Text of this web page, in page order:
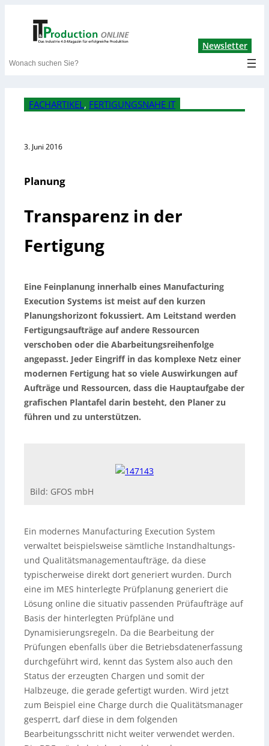
Newsletter
Search
FACHARTIKEL , FERTIGUNGSNAHE IT
3. Juni 2016
Planung
Transparenz in der
Fertigung
Eine Feinplanung innerhalb eines Manufacturing
Execution Systems ist meist auf den kurzen
Planungshorizont fokussiert. Am Leitstand werden
Fertigungsaufträge auf andere Ressourcen
verschoben oder die Abarbeitungsreihenfolge
angepasst. Jeder Eingriff in das komplexe Netz einer
modernen Fertigung hat so viele Auswirkungen auf
Aufträge und Ressourcen, dass die Hauptaufgabe der
grafischen Plantafel darin besteht, den Planer zu
führen und zu unterstützen.
Bild: GFOS mbH
Ein modernes Manufacturing Execution System
verwaltet beispielsweise sämtliche Instandhaltungs-
und Qualitätsmanagementaufträge, da diese
typischerweise direkt dort generiert wurden. Durch
eine im MES hinterlegte Prüfplanung generiert die
Lösung online die situativ passenden Prüfaufträge auf
Basis der hinterlegten Prüfpläne und
Dynamisierungsregeln. Da die Bearbeitung der
Prüfungen ebenfalls über die Betriebsdatenerfassung
durchgeführt wird, kennt das System also auch den
Status der erzeugten Chargen und somit der
Halbzeuge, die gerade gefertigt wurden. Wird jetzt
zum Beispiel eine Charge durch die Qualitätsmanager
gesperrt, darf diese in dem folgenden
Bearbeitungsschritt nicht weiter verwendet werden.